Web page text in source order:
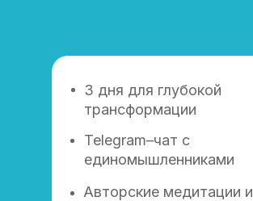
3 дня для глубокой
трансформации
Telegram–чат с
единомышленниками
Авторские медитации и